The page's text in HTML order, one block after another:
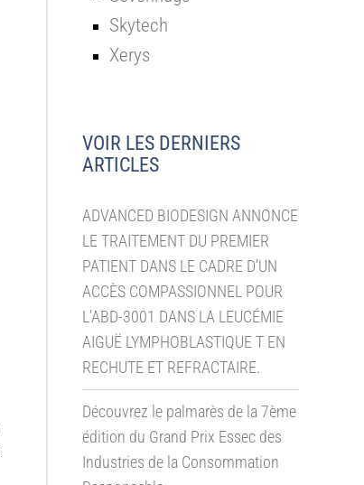
Skytech
Xerys
VOIR LES DERNIERS
ARTICLES
ADVANCED BIODESIGN ANNONCE
LE TRAITEMENT DU PREMIER
PATIENT DANS LE CADRE D’UN
ACCÈS COMPASSIONNEL POUR
L’ABD-3001 DANS LA LEUCÉMIE
AIGUË LYMPHOBLASTIQUE T EN
RECHUTE ET REFRACTAIRE.
Découvrez le palmarès de la 7ème
édition du Grand Prix Essec des
Industries de la Consommation